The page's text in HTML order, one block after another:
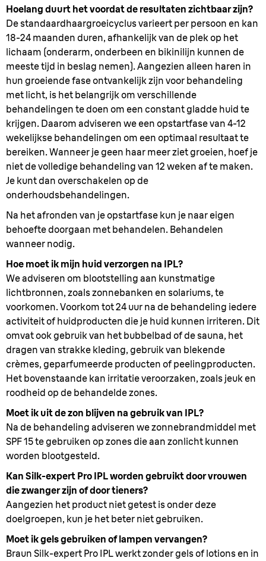
Hoelang duurt het voordat de resultaten zichtbaar zijn?
De standaardhaargroeicyclus varieert per persoon en kan
18-24 maanden duren, afhankelijk van de plek op het
lichaam (onderarm, onderbeen en bikinilijn kunnen de
meeste tijd in beslag nemen). Aangezien alleen haren in
hun groeiende fase ontvankelijk zijn voor behandeling
met licht, is het belangrijk om verschillende
behandelingen te doen om een constant gladde huid te
krijgen. Daarom adviseren we een opstartfase van 4-12
wekelijkse behandelingen om een optimaal resultaat te
bereiken. Wanneer je geen haar meer ziet groeien, hoef je
niet de volledige behandeling van 12 weken af te maken.
Je kunt dan overschakelen op de
onderhoudsbehandelingen.
Na het afronden van je opstartfase kun je naar eigen
behoefte doorgaan met behandelen. Behandelen
wanneer nodig.
Hoe moet ik mijn huid verzorgen na IPL?
We adviseren om blootstelling aan kunstmatige
lichtbronnen, zoals zonnebanken en solariums, te
voorkomen. Voorkom tot 24 uur na de behandeling iedere
activiteit of huidproducten die je huid kunnen irriteren. Dit
omvat ook gebruik van het bubbelbad of de sauna, het
dragen van strakke kleding, gebruik van blekende
crèmes, geparfumeerde producten of peelingproducten.
Het bovenstaande kan irritatie veroorzaken, zoals jeuk en
roodheid op de behandelde zones.
Moet ik uit de zon blijven na gebruik van IPL?
Na de behandeling adviseren we zonnebrandmiddel met
SPF 15 te gebruiken op zones die aan zonlicht kunnen
worden blootgesteld.
Kan Silk-expert Pro IPL worden gebruikt door vrouwen
die zwanger zijn of door tieners?
Aangezien het product niet getest is onder deze
doelgroepen, kun je het beter niet gebruiken.
Moet ik gels gebruiken of lampen vervangen?
Braun Silk-expert Pro IPL werkt zonder gels of lotions en in